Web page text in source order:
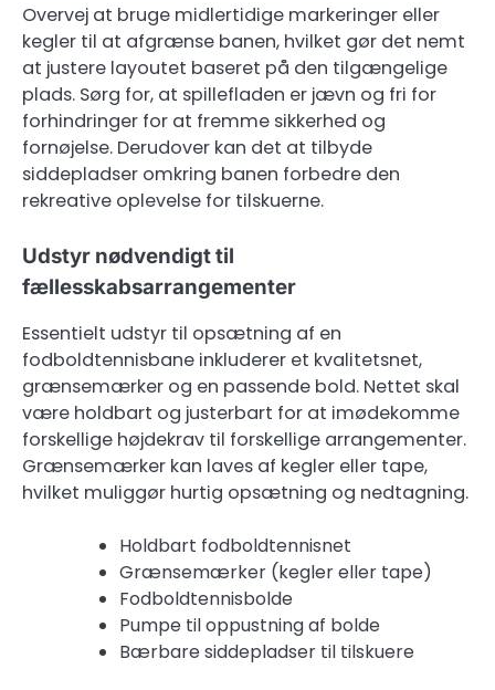
Overvej at bruge midlertidige markeringer eller
kegler til at afgrænse banen, hvilket gør det nemt
at justere layoutet baseret på den tilgængelige
plads. Sørg for, at spillefladen er jævn og fri for
forhindringer for at fremme sikkerhed og
fornøjelse. Derudover kan det at tilbyde
siddepladser omkring banen forbedre den
rekreative oplevelse for tilskuerne.
Udstyr nødvendigt til
fællesskabsarrangementer
Essentielt udstyr til opsætning af en
fodboldtennisbane inkluderer et kvalitetsnet,
grænsemærker og en passende bold. Nettet skal
være holdbart og justerbart for at imødekomme
forskellige højdekrav til forskellige arrangementer.
Grænsemærker kan laves af kegler eller tape,
hvilket muliggør hurtig opsætning og nedtagning.
Holdbart fodboldtennisnet
Grænsemærker (kegler eller tape)
Fodboldtennisbolde
Pumpe til oppustning af bolde
Bærbare siddepladser til tilskuere